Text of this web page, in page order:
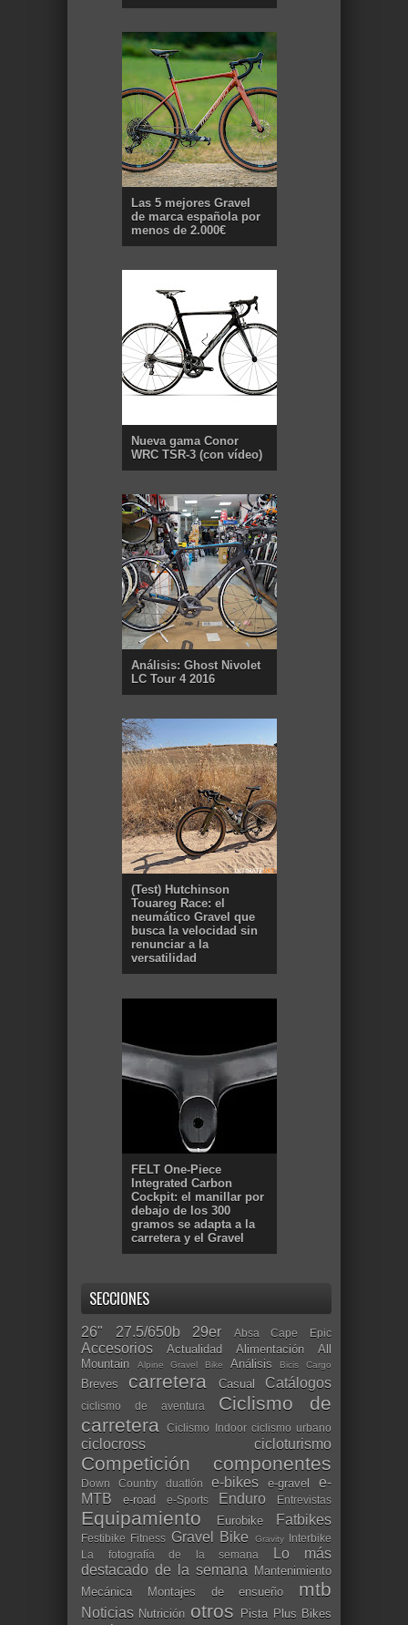
Las 5 mejores Gravel
de marca española por
menos de 2.000€
Nueva gama Conor
WRC TSR-3 (con vídeo)
Análisis: Ghost Nivolet
LC Tour 4 2016
(Test) Hutchinson
Touareg Race: el
neumático Gravel que
busca la velocidad sin
renunciar a la
versatilidad
FELT One-Piece
Integrated Carbon
Cockpit: el manillar por
debajo de los 300
gramos se adapta a la
carretera y el Gravel
SECCIONES
26" 27.5/650b 29er Absa Cape Epic
Accesorios Actualidad Alimentación
All
Mountain
Alpine Gravel Bike Análisis Bicis Cargo
Breves carretera Casual Catálogos
ciclismo de aventura
Ciclismo de
carretera
Ciclismo Indoor ciclismo urbano
ciclocross cicloturismo
Competición componentes
Down Country duatlón e-bikes e-gravel
e-
MTB
e-road e-Sports Enduro Entrevistas
Equipamiento Eurobike Fatbikes
Festibike Fitness Gravel Bike Gravity Interbike
La fotografía de la semana
Lo más
destacado de la semana
Mantenimiento
Mecánica
Montajes de ensueño mtb
Noticias Nutrición otros Pista Plus Bikes